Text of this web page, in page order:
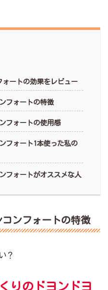
ォートの効果をレビュー
フォートの特徴
フォートの使用感
フォート1本使った私の
フォートがオススメな人
ンフォートの特徴
？
りのドヨンドヨ